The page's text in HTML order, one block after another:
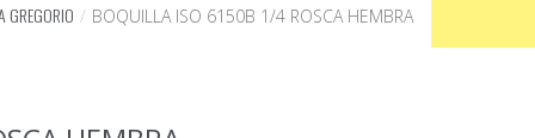
GREGORIO BOQUILLA ISO 6150B 1/4 ROSCA HEMBRA